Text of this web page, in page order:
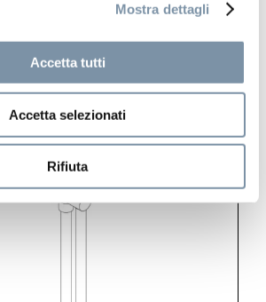
Mostra dettagli
Accetta tutti
Accetta selezionati
Rifiuta